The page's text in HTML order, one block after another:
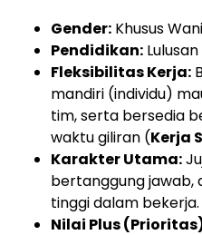
Gender: Khusus
Pendidikan:
Fleksibilitas Kerja:
mandiri (individu)
tim, serta bersedia
waktu giliran (Kerja
Karakter Utama:
bertanggung jawab,
tinggi dalam bekerja.
Nilai Plus